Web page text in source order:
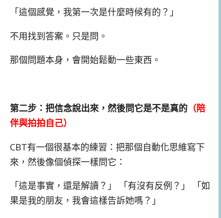
「這個感覺，我第一次是什麼時候有的？」
不用找到答案。只是問。
那個問題本身，會開始鬆動一些東西。
第二步：把信念說出來，然後問它是不是真的 （陪
伴與拍拍自己）
CBT有一個很基本的練習：把那個自動化思維寫下
來，然後像個偵探一樣問它：
「這是事實，還是解讀？」 「有沒有反例？」 「如
果是我的朋友，我會這樣告訴她嗎？」